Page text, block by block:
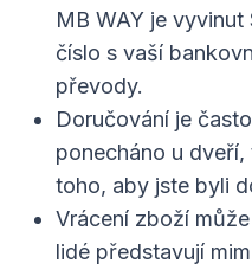
MB WAY je vyvinut
číslo s vaší
převody.
Doručování je
ponecháno u
toho, aby jste byli
Vrácení zboží
lidé představují